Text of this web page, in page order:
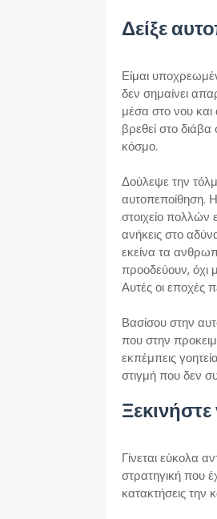
Δείξε
Είμαι
δεν σημαίνει
μέσα στο νου
βρεθεί στο
κόσμο.
Δούλεψε την
αυτοπεποίθηση.
στοιχείο
ανήκεις στο
εκείνα τα
προοδεύουν, όχι
Αυτές οι εποχές
Βασίσου στην
που στην
εκπέμπεις
στιγμή που δεν
Γίνεται εύκολα
στρατηγική που
κατακτήσεις την